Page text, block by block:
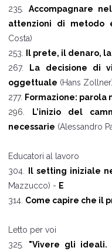
235. Accompagnare
attenzioni di metodo
Costa)
253.
Il prete, il denaro,
267.
La decisione di
oggettuale (Hans
277. Formazione: parola
296.
L’inizio del
necessarie (Alessandro
Educatori al lavoro
304.
Il setting iniziale
Mazzucco) - E
314. Come capire che il
Letto per voi
325. "Vivere gli ideali.